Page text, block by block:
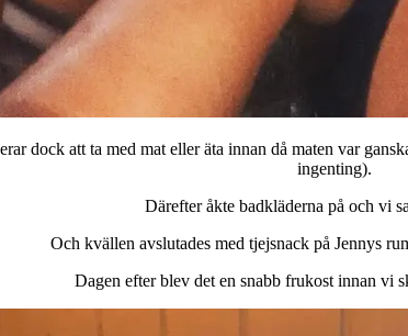
dock att ta med mat eller äta innan då maten var
ingenting).
Därefter åkte badkläderna på och vi
Och kvällen avslutades med tjejsnack på Jennys
Dagen efter blev det en snabb frukost innan vi